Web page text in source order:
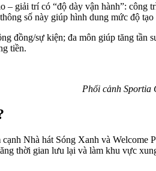
– giải trí có “độ dày vận hành”:
số này giúp hình dung mức độ
đồng/sự kiện; đa môn giúp tăng
tiền.
Phối cảnh Sportia
Nhà hát Sóng Xanh và Welcome
thời gian lưu lại và làm khu vực